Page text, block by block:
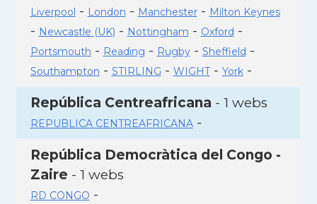
Liverpool - London - Manchester- Milton Keynes
- Newcastle (UK) - Nottingham - Oxford -
Portsmouth - Reading - Rugby- Sheffield -
Southampton - STIRLING - WIGHT- York-
República Centreafricana - 1 webs
REPUBLICA CENTREAFRICANA-
República Democràtica del Congo -
Zaire - 1 webs
RD CONGO -